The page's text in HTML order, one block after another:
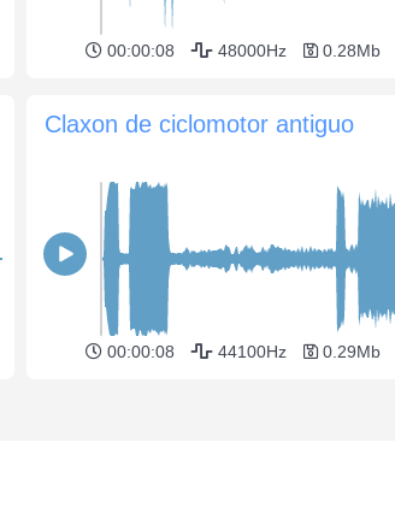
00:00:08 48000Hz 0.28Mb
Claxon de ciclomotor antiguo
00:00:08 44100Hz 0.29Mb